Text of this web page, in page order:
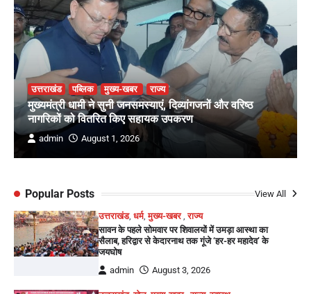
उत्तराखंड पब्लिक मुख्य-खबर राज्य
मुख्यमंत्री धामी ने सुनी जनसमस्याएं, दिव्यांगजनों और वरिष्ठ
नागरिकों को वितरित किए सहायक उपकरण
admin August 1, 2026
Popular Posts View All
उत्तराखंड,धर्म,मुख्य-खबर,राज्य
सावन के पहले सोमवार पर शिवालयों में उमड़ा आस्था का
सैलाब, हरिद्वार से केदारनाथ तक गूंजे ‘हर-हर महादेव’ के
जयघोष
admin
August 3, 2026